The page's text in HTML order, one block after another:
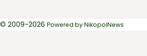
© 2009-2026 Powered byNikopolNews